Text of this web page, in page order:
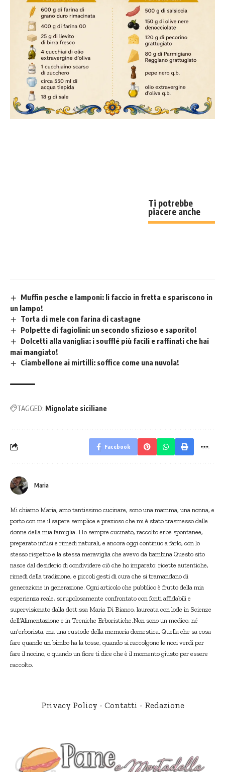
Ti potrebbe
piacere anche
Muffin pesche e lamponi: li faccio in fretta e spariscono in
un lampo!
Torta di mele con farina di castagne
Polpette di fagiolini: un secondo sfizioso e saporito!
Dolcetti alla vaniglia: i soufflé più facili e raffinati che hai
mai mangiato!
Ciambellone ai mirtilli: soffice come una nuvola!
TAGGED: Mignolate siciliane
Facebook
Maria
Mi chiamo Maria, amo tantissimo cucinare, sono una mamma, una nonna, e
porto con me il sapere semplice e prezioso che mi è stato trasmesso dalle
donne della mia famiglia. Ho sempre cucinato, raccolto erbe spontanee,
preparato infusi e rimedi naturali, e ancora oggi continuo a farlo, con lo
stesso rispetto e la stessa meraviglia che avevo da bambina.Questo sito
nasce dal desiderio di condividere ciò che ho imparato: ricette autentiche,
rimedi della tradizione, e piccoli gesti di cura che si tramandano di
generazione in generazione. Ogni articolo che pubblico è frutto della mia
esperienza reale, scrupolosamente confrontato con fonti affidabili e
supervisionato dalla dott.ssa Maria Di Bianco, laureata con lode in Scienze
dell’Alimentazione e in Tecniche Erboristiche.Non sono un medico, né
un’erborista, ma una custode della memoria domestica. Quella che sa cosa
fare quando un bimbo ha la tosse, quando si raccolgono le noci verdi per
fare il nocino, o quando un fiore ti dice che è il momento giusto per essere
raccolto.
Privacy Policy - Contatti - Redazione